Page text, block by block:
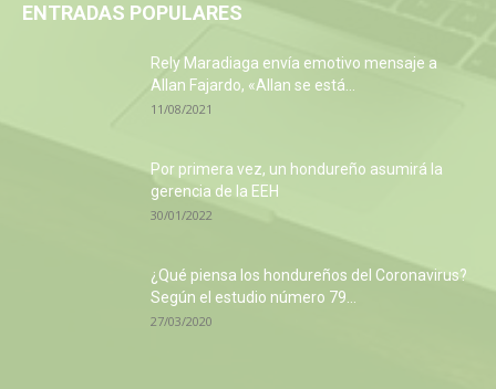
ENTRADAS POPULARES
Rely Maradiaga envía emotivo mensaje a
Allan Fajardo, «Allan se está...
11/08/2021
Por primera vez, un hondureño asumirá la
gerencia de la EEH
30/01/2022
¿Qué piensa los hondureños del Coronavirus?
Según el estudio número 79...
27/03/2020